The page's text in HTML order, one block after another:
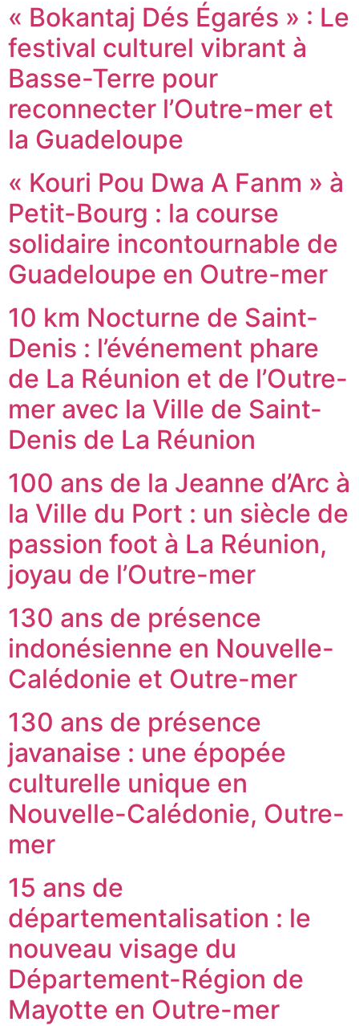
« Bokantaj Dés Égarés » : Le
festival culturel vibrant à
Basse-Terre pour
reconnecter l’Outre-mer et
la Guadeloupe
« Kouri Pou Dwa A Fanm » à
Petit-Bourg : la course
solidaire incontournable de
Guadeloupe en Outre-mer
10 km Nocturne de Saint-
Denis : l’événement phare
de La Réunion et de l’Outre-
mer avec la Ville de Saint-
Denis de La Réunion
100 ans de la Jeanne d’Arc à
la Ville du Port : un siècle de
passion foot à La Réunion,
joyau de l’Outre-mer
130 ans de présence
indonésienne en Nouvelle-
Calédonie et Outre-mer
130 ans de présence
javanaise : une épopée
culturelle unique en
Nouvelle-Calédonie, Outre-
mer
15 ans de
départementalisation : le
nouveau visage du
Département-Région de
Mayotte en Outre-mer